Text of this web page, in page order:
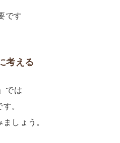
です
考える
では
。
しょう。